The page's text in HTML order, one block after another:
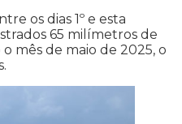
os dias 1º e esta
65 milímetros de
mês de maio de 2025, o